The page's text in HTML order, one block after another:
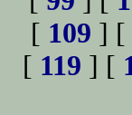
[ 109 ] [
[ 119 ] [